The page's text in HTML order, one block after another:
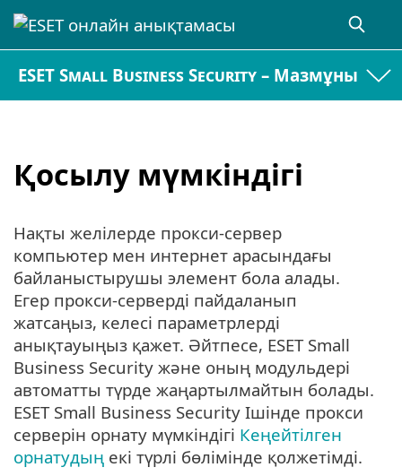
ESET Small Business Security – Мазмұны
Қосылу мүмкіндігі
Нақты желілерде прокси-сервер
компьютер мен интернет арасындағы
байланыстырушы элемент бола алады.
Егер прокси-серверді пайдаланып
жатсаңыз, келесі параметрлерді
анықтауыңыз қажет. Әйтпесе, ESET Small
Business Security және оның модульдері
автоматты түрде жаңартылмайтын болады.
ESET Small Business Security Ішінде прокси
серверін орнату мүмкіндігі Кеңейтілген
орнатудың екі түрлі бөлімінде қолжетімді.